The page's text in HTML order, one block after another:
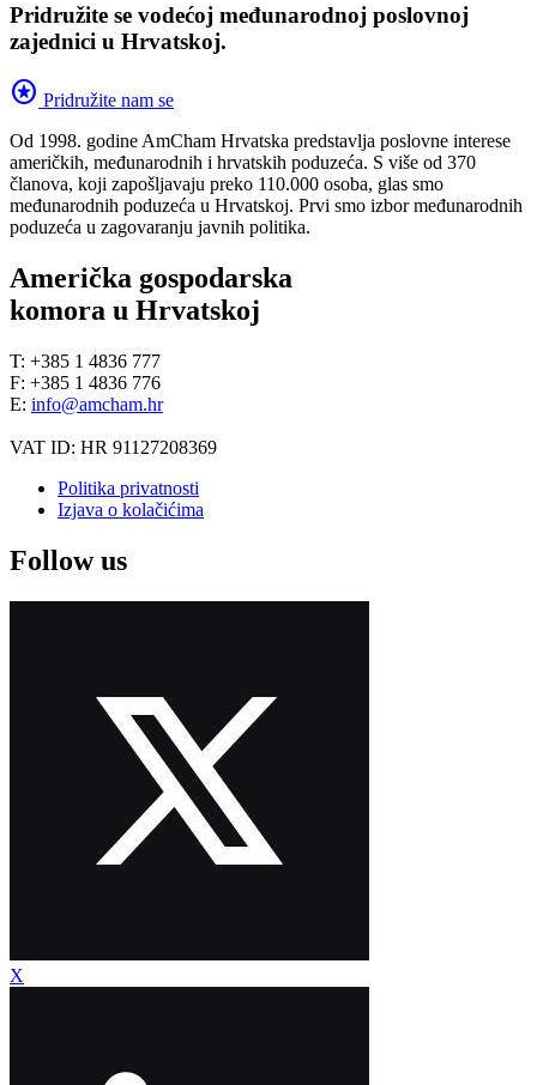
Pridružite se vodećoj međunarodnoj poslovnoj
zajednici u Hrvatskoj.
stars Pridružite nam se
Od 1998. godine AmCham Hrvatska predstavlja poslovne interese
američkih, međunarodnih i hrvatskih poduzeća. S više od 370
članova, koji zapošljavaju preko 110.000 osoba, glas smo
međunarodnih poduzeća u Hrvatskoj. Prvi smo izbor međunarodnih
poduzeća u zagovaranju javnih politika.
Američka gospodarska
komora u Hrvatskoj
T: +385 1 4836 777
F: +385 1 4836 776
E: info@amcham.hr
VAT ID: HR 91127208369
Politika privatnosti
Izjava o kolačićima
Follow us
X